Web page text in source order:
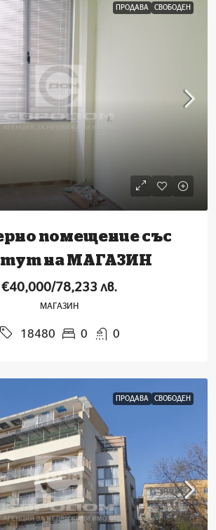
ПРОДАВА СВОБОДЕН
помещение със
на МАГАЗИН
€40,000/78,233 лв.
МАГАЗИН
18480 0 0
ПРОДАВА СВОБОДЕН